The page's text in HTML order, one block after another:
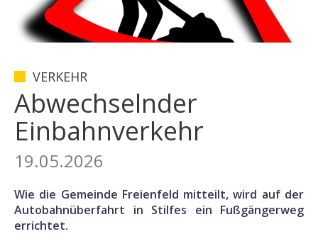
VERKEHR
Abwechselnder
Einbahnverkehr
19.05.2026
Wie die Gemeinde Freienfeld mitteilt, wird auf der
Autobahnüberfahrt in Stilfes ein Fußgängerweg
errichtet.